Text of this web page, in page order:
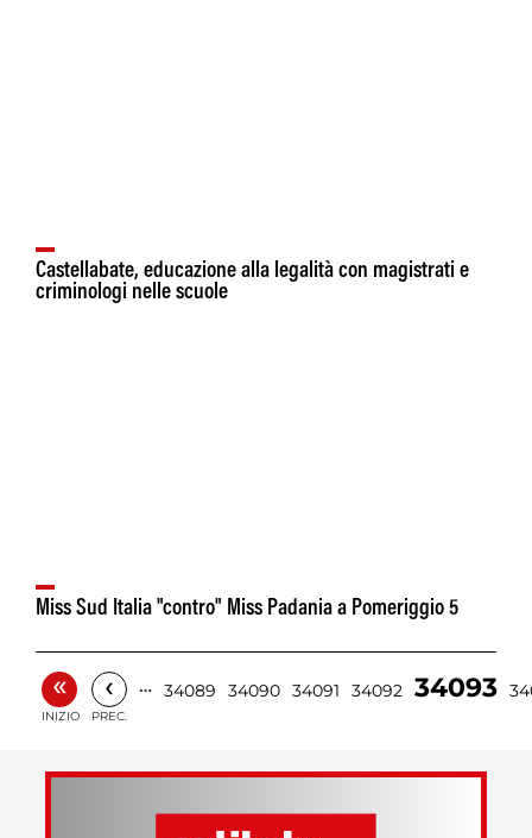
Castellabate, educazione alla legalità con magistrati e
criminologi nelle scuole
Miss Sud Italia "contro" Miss Padania a Pomeriggio 5
«
INIZIO
‹
PREC.
… 34089 34090 34091 34092 34093